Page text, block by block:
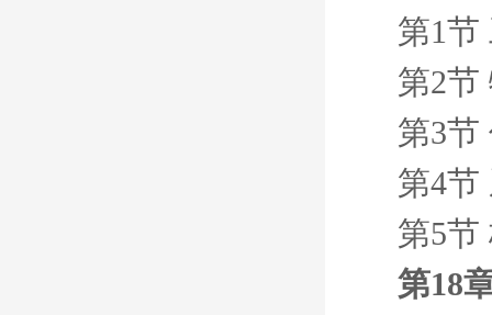
第1节
第2节
第3节
第4节
第5节
第18